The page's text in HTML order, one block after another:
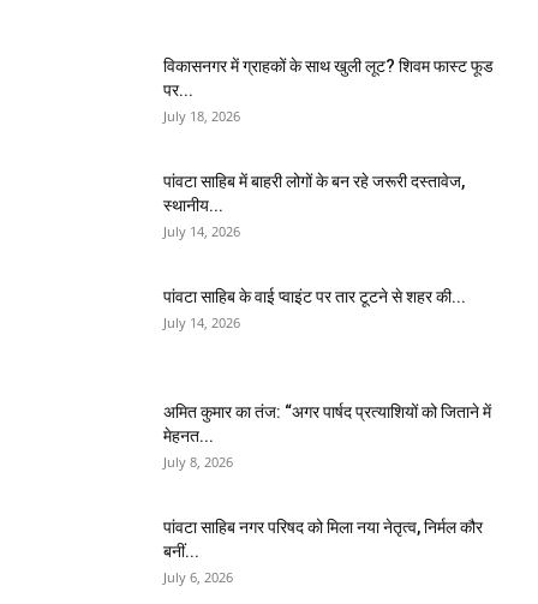
विकासनगर में ग्राहकों के साथ खुली लूट? शिवम फास्ट फूड
पर...
July 18, 2026
पांवटा साहिब में बाहरी लोगों के बन रहे जरूरी दस्तावेज,
स्थानीय...
July 14, 2026
पांवटा साहिब के वाई प्वाइंट पर तार टूटने से शहर की...
July 14, 2026
अमित कुमार का तंज: “अगर पार्षद प्रत्याशियों को जिताने में
मेहनत...
July 8, 2026
पांवटा साहिब नगर परिषद को मिला नया नेतृत्व, निर्मल कौर
बनीं...
July 6, 2026